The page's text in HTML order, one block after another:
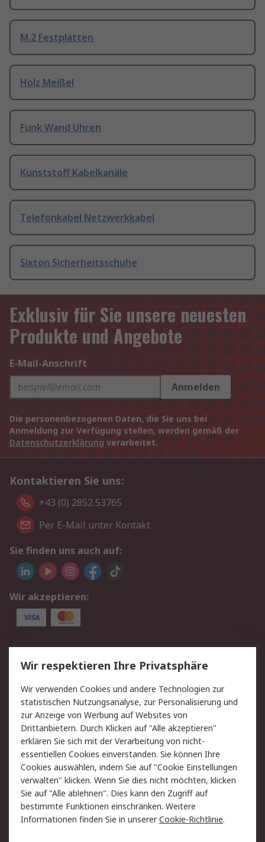
M.2 Festplatten
Holz Meißel
Funk Wand Uhren
Kunststoff Kabelkanäle
Telefonkabel Netzwerkkabel
Sixton Sicherheitsschuhe
Exklusiv für Sie unsere neuesten
Produkte und Angebote
E-Mail-Anschrift
Anmelden
Die personenbezogenen Daten, die Sie uns bei
Anmeldung zur Verfügung stellen, werden gemäß der
Datenschutzerklärung verarbeitet.
Kontaktieren Sie uns:
+43 (0) 2852 53765
Per E-Mail unter Kontakt
Sie finden uns auch auf:
Wir akzeptieren:
Service
Value Added Services
Lieferlösungen
Rücksendung/Entsorgung Kontakt
Hilfe
Rechtliches
RS Verkaufs- und
Lieferbedingungen
Datenschutz
Cookie-Richtlinie
Zahlungsbedingungen
Impressum
Webseite Konditionen
Wir respektieren Ihre Privatsphäre
Wir verwenden Cookies und andere Technologien zur
statistischen Nutzungsanalyse, zur Personalisierung und
zur Anzeige von Werbung auf Websites von
Drittanbietern. Durch Klicken auf "Alle akzeptieren"
erklären Sie sich mit der Verarbeitung von nicht-
essentiellen Cookies einverstanden. Sie können Ihre
Cookies auswählen, indem Sie auf "Cookie Einstellungen
verwalten" klicken. Wenn Sie dies nicht möchten, klicken
Sie auf "Alle ablehnen". Dies kann den Zugriff auf
bestimmte Funktionen einschränken. Weitere
Informationen finden Sie in unsererCookie-Richtlinie.